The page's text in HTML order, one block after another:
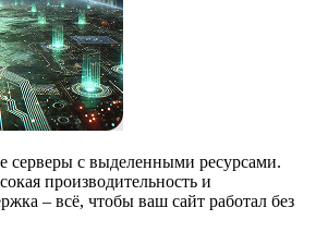
серверы с выделенными ресурсами.
производительность и
– всё, чтобы ваш сайт работал без